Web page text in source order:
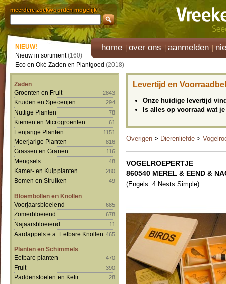
meerdere zoekwoorden mogelijk
home over ons aanmelden
NIEUW!
Nieuw in sortiment(160)
Eco en Oké Zaden en Plantgoed (2018)
Zaden
Groenten en Fruit
2843
Kruiden en Specerijen 294
Nuttige Planten 78
Kiemen en Microgroenten 61
Eenjarige Planten 1151
Meerjarige Planten 816
Grassen en Granen 116
Mengsels 48
Kamer- en Kuipplanten 280
Bomen en Struiken 49
Bloembollen en Knollen
Voorjaarsbloeiend
685
Zomerbloeiend 678
Najaarsbloeiend 11
Aardappels e.a. Eetbare Knollen 465
Planten en Schimmels
Eetbare planten
470
Fruit 390
Paddenstoelen en Kefir 28
Levertijd en
Onze huidige levertijd
Is alles op voorraad wat
Overigen > Dierenliefde >
VOGELROEPERTJE
860540 MEREL & EEND &
(Engels: 4 Nests Simple)